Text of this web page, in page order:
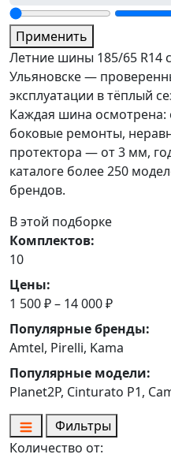
Применить
Летние шины 185/65 R14
Ульяновске —
эксплуатации в тёплый
Каждая шина осмотрена:
боковые ремонты,
протектора — от 3 мм,
каталоге более 250
брендов.
В этой подборке
Комплектов:
10
Цены:
1 500 ₽ – 14 000 ₽
Популярные бренды:
Amtel, Pirelli, Kama
Популярные модели:
Planet2P, Cinturato P1,
Фильтры
Количество от: